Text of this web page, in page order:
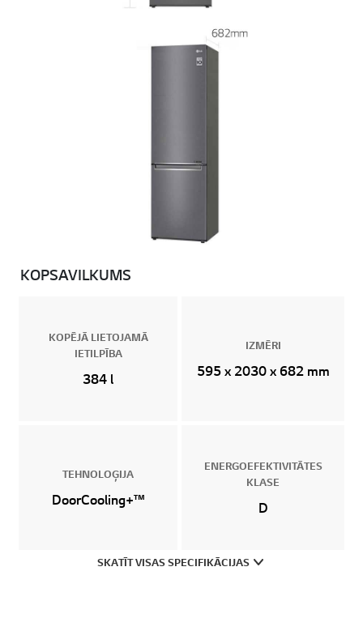
KOPSAVILKUMS
KOPĒJĀ LIETOJAMĀ
IETILPĪBA
384 l
IZMĒRI
595 x 2030 x 682 mm
TEHNOLOĢIJA
DoorCooling+™
ENERGOEFEKTIVITĀTES
KLASE
D
SKATĪT VISAS SPECIFIKĀCIJAS